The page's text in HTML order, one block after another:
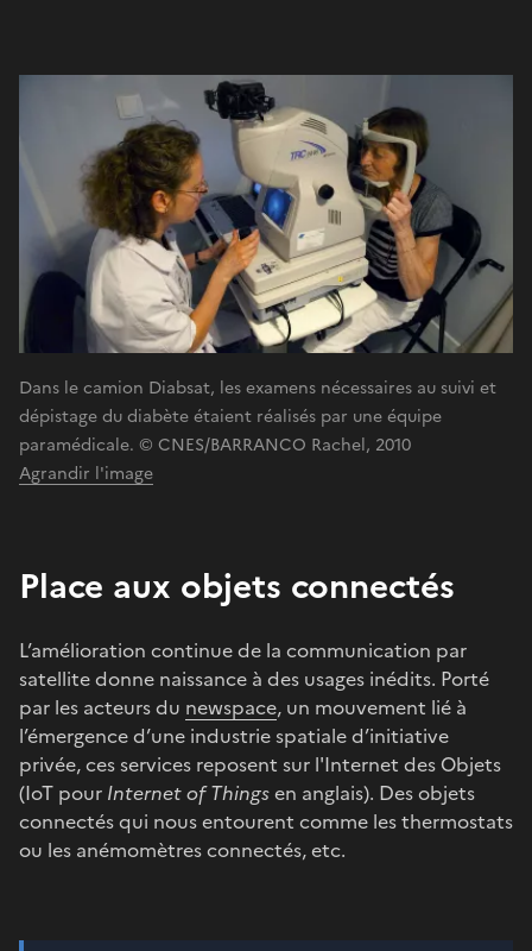
Dans le camion Diabsat, les examens nécessaires au suivi et
dépistage du diabète étaient réalisés par une équipe
paramédicale. © CNES/BARRANCO Rachel, 2010
Agrandir l'image
Place aux objets connectés
L’amélioration continue de la communication par
satellite donne naissance à des usages inédits. Porté
par les acteurs du newspace, un mouvement lié à
l’émergence d’une industrie spatiale d’initiative
privée, ces services reposent sur l'Internet des Objets
(IoT pour Internet of Thingsen anglais). Des objets
connectés qui nous entourent comme les thermostats
ou les anémomètres connectés, etc.